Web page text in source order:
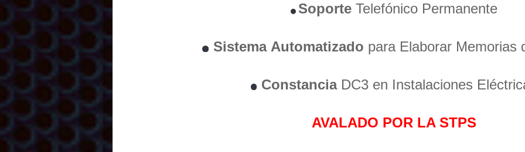
Soporte Telefónico Permanente
Sistema Automatizado para Elaborar Memorias
ConstanciaDC3 en Instalaciones
AVALADO POR LA STPS